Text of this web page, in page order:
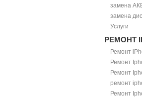
замена
замена
Услуги
РЕМОНТ
Ремонт
Ремонт
Ремонт
ремонт
Ремонт